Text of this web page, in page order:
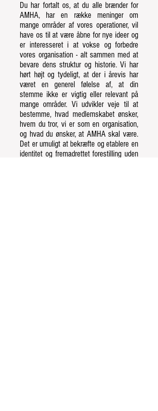
Du har fortalt os, at du alle brænder for
AMHA, har en række meninger om
mange områder af vores operationer, vil
have os til at være åbne for nye ideer og
er interesseret i at vokse og forbedre
vores organisation - alt sammen med at
bevare dens struktur og historie. Vi har
hørt højt og tydeligt, at der i årevis har
været en generel følelse af, at din
stemme ikke er vigtig eller relevant på
mange områder. Vi udvikler veje til at
bestemme, hvad medlemskabet ønsker,
hvem du tror, vi er som en organisation,
og hvad du ønsker, at AMHA skal være.
Det er umuligt at bekræfte og etablere en
identitet og fremadrettet forestilling uden